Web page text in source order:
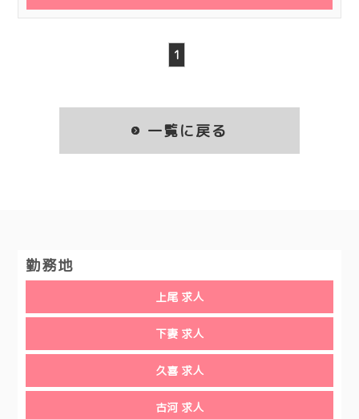
1
一覧に戻る
勤務地
上尾 求人
下妻 求人
久喜 求人
古河 求人